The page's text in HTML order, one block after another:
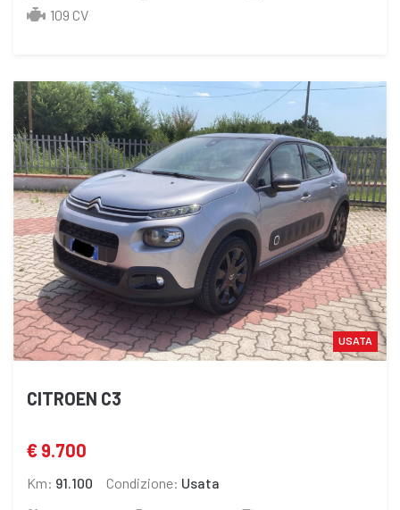
109 CV
USATA
CITROEN C3
€ 9.700
Km: 91.100 Condizione: Usata